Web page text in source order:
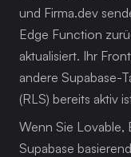
und Firma.dev
Edge Function
aktualisiert. Ihr
andere Supabase-
(RLS) bereits aktiv
Wenn Sie Lovable,
Supabase